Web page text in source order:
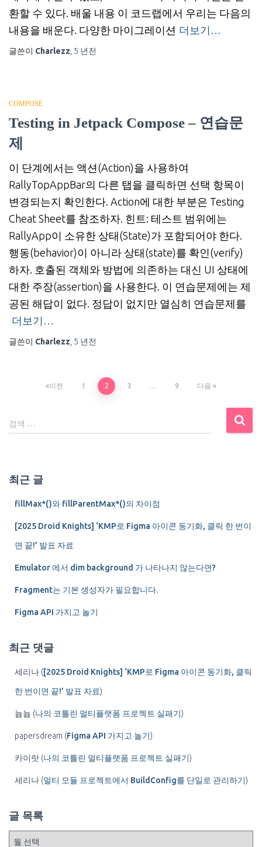
환할 수 있다. 배울 내용 이 코드랩에서 우리는 다음의
내용을 배운다. 다양한 마이그레이션 더보기…
글쓴이 Charlezz 5 년전
COMPOSE
Testing in Jetpack Compose – 연습문
제
이 단계에서는 액션(Action)을 사용하여
RallyTopAppBar의 다른 탭을 클릭하면 선택 항목이
변경되는지 확인한다. Action에 대한 부분은 Testing
Cheat Sheet를 참조하자. 힌트: 테스트 범위에는
RallyApp이 소유한 상태(State)가 포함되어야 한다.
행동(behavior)이 아니라 상태(state)를 확인(verify)
하자. 호출된 객체와 방법에 의존하는 대신 UI 상태에
대한 주장(assertion)을 사용한다. 이 연습문제에는 제
공된 해답이 없다. 정답이 없지만 열심히 연습문제를
더보기…
글쓴이 Charlezz 5 년전
내
이
션
이전 1 2 3 … 9 다음
검
색
검색 …
최근 글
fillMax*()와 fillParentMax*()의 차이점
[2025 Droid Knights] ‘KMP로 Figma 아이콘 동기화, 클릭 한 번이
면 끝!’ 발표 자료
Emulator 에서 dim background 가 나타나지 않는다면?
Fragment는 기본 생성자가 필요합니다.
Figma API 가지고 놀기
최근 댓글
세리나 ([2025 Droid Knights] ‘KMP로 Figma 아이콘 동기화, 클릭
한 번이면 끝!’ 발표 자료)
늅늅 (나의 코틀린 멀티플랫폼 프로젝트 실패기)
papersdream (Figma API 가지고 놀기)
카이랏 (나의 코틀린 멀티플랫폼 프로젝트 실패기)
세리나 (멀티 모듈 프로젝트에서 BuildConfig를 단일로 관리하기)
글 목록